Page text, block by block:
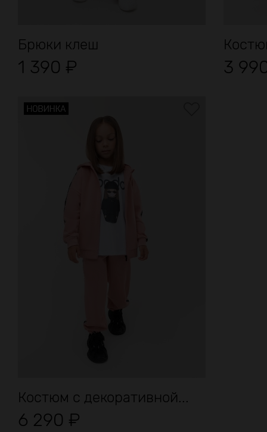
Брюки клеш
1 390 ₽ 3
Костюм с декоративной...
6 290 ₽